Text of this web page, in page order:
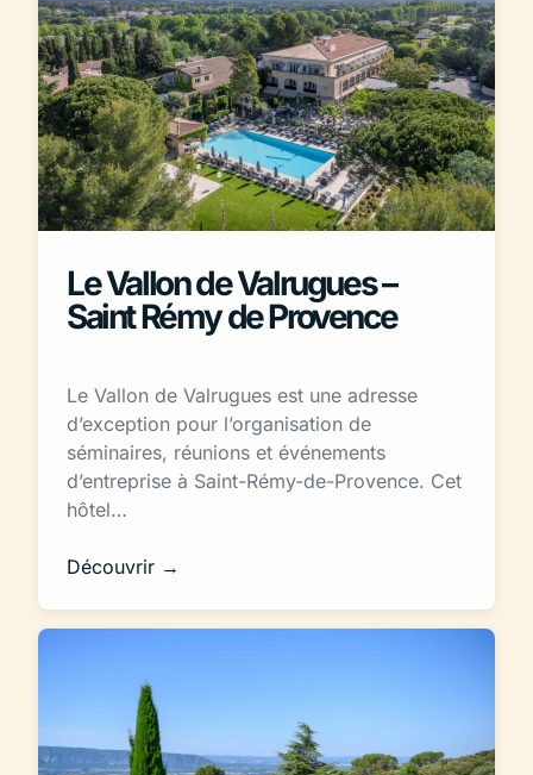
Le Vallon de Valrugues –
Saint Rémy de Provence
Le Vallon de Valrugues est une adresse
d’exception pour l’organisation de
séminaires, réunions et événements
d’entreprise à Saint-Rémy-de-Provence. Cet
hôtel…
Découvrir →